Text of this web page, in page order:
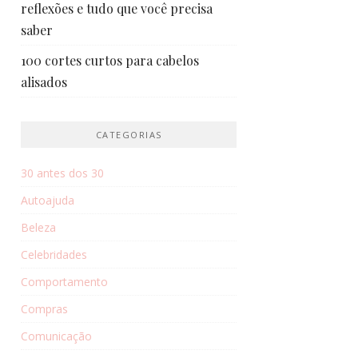
reflexões e tudo que você precisa
saber
100 cortes curtos para cabelos
alisados
CATEGORIAS
30 antes dos 30
Autoajuda
Beleza
Celebridades
Comportamento
Compras
Comunicação